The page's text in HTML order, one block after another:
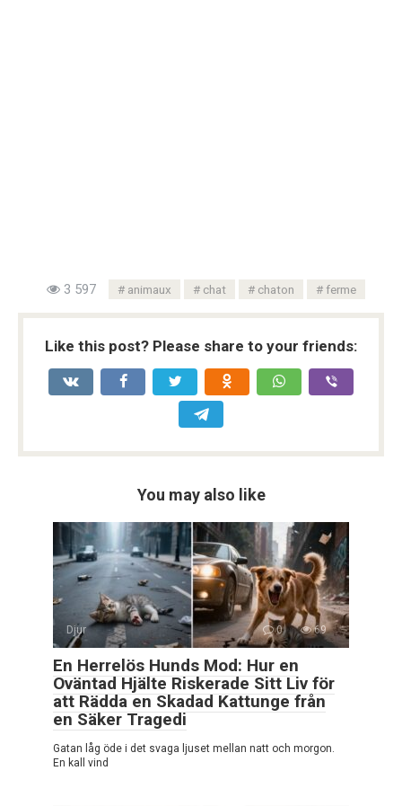
3 597 animaux chat chaton ferme
Like this post? Please share to your friends:
You may also like
Djur 0 69
En Herrelös Hunds Mod: Hur en
Oväntad Hjälte Riskerade Sitt Liv för
att Rädda en Skadad Kattunge från
en Säker Tragedi
Gatan låg öde i det svaga ljuset mellan natt och morgon.
En kall vind